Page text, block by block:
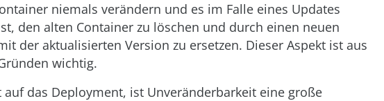
niemals verändern und es im Falle eines Updates
den alten Container zu löschen und durch einen neuen
der aktualisierten Version zu ersetzen. Dieser Aspekt ist aus
wichtig.
auf das Deployment, ist Unveränderbarkeit eine große